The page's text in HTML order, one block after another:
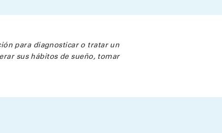
para diagnosticar o tratar un
sus hábitos de sueño, tomar